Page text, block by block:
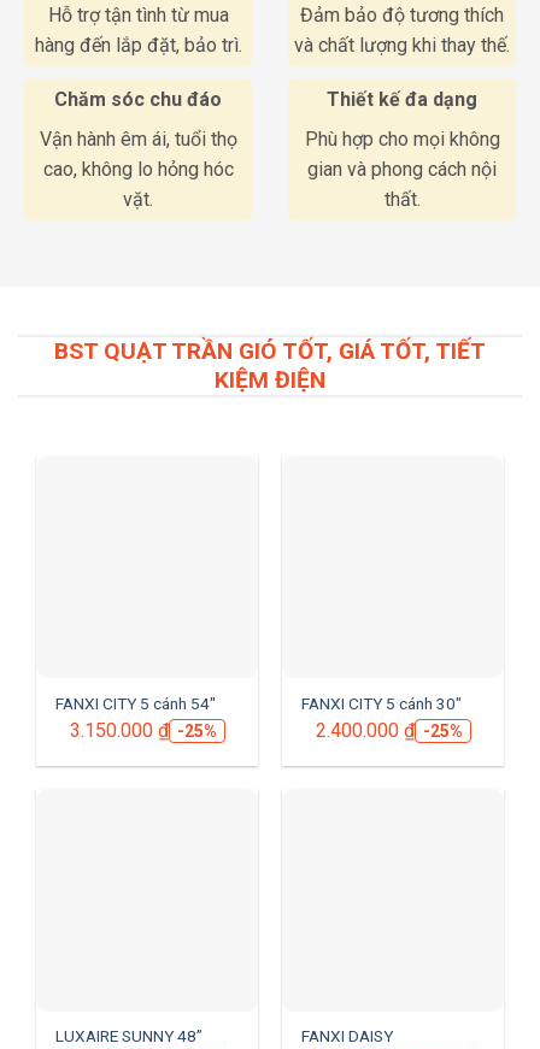
Hỗ trợ tận tình từ mua
hàng đến lắp đặt, bảo trì.
Đảm bảo độ tương thích
và chất lượng khi thay thế.
Chăm sóc chu đáo
Vận hành êm ái, tuổi thọ
cao, không lo hỏng hóc
vặt.
Thiết kế đa dạng
Phù hợp cho mọi không
gian và phong cách nội
thất.
BST QUẠT TRẦN GIÓ TỐT, GIÁ TỐT, TIẾT
KIỆM ĐIỆN
FANXI CITY 5 cánh 54″
3.150.000 ₫ -25%
FANXI CITY 5 cánh 30″
2.400.000 ₫ -25%
LUXAIRE SUNNY 48” FANXI DAISY